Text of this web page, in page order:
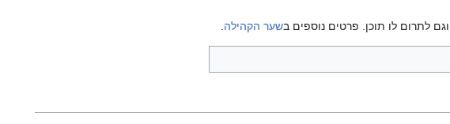
לתרום לו תוכן. פרטים נוספים בשער הקהילה